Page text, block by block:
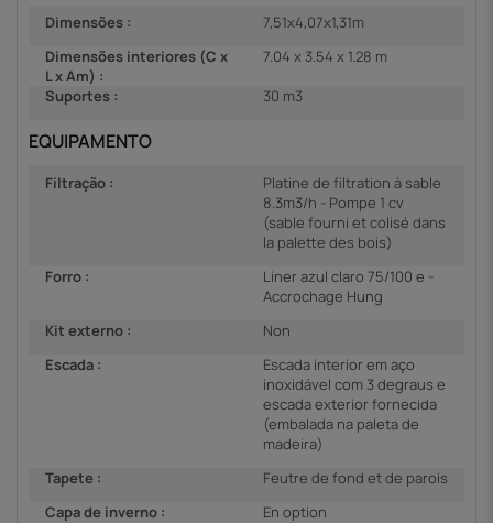
Dimensões :
7,51x4,07x1,31m
Dimensões interiores (C x
L x Am) :
7.04 x 3.54 x 1.28 m
Suportes :
30 m3
EQUIPAMENTO
Filtração :
Platine de filtration à sable
8.3m3/h - Pompe 1 cv
(sable fourni et colisé dans
la palette des bois)
Forro :
Liner azul claro 75/100 e -
Accrochage Hung
Kit externo :
Non
Escada :
Escada interior em aço
inoxidável com 3 degraus e
escada exterior fornecida
(embalada na paleta de
madeira)
Tapete :
Feutre de fond et de parois
Capa de inverno :
En option